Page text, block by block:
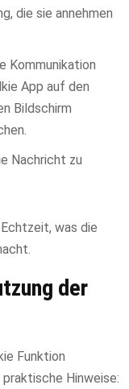
die sie annehmen
Kommunikation
App auf den
Bildschirm
Nachricht zu
was die
der
Funktion
Hinweise: